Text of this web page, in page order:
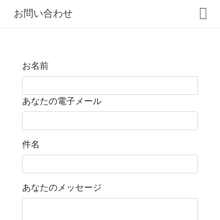
お問い合わせ
お名前
あなたの電子メール
件名
あなたのメッセージ